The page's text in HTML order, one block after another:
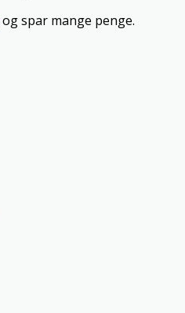
og spar mange penge.